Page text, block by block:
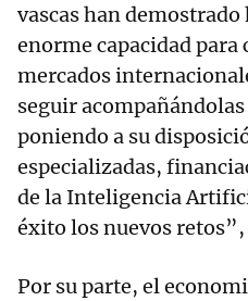
vascas han
enorme capacidad
mercados
seguir
poniendo a su
especializadas,
de la Inteligencia
éxito los nuevos retos”,
Por su parte, el